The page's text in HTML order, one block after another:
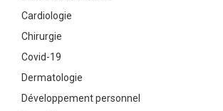
Cardiologie
Chirurgie
Covid-19
Dermatologie
Développement personnel